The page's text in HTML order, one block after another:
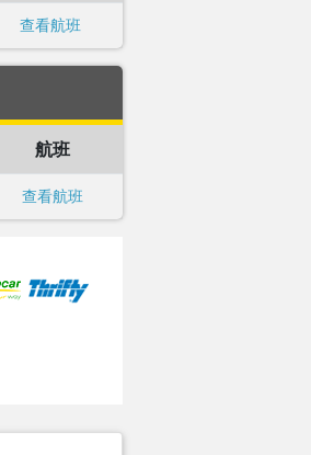
查看航班
航班
查看航班